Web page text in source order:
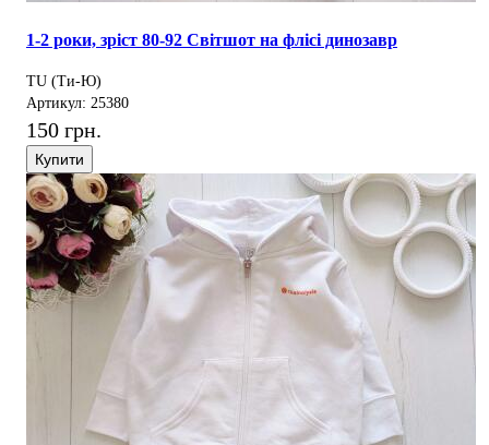
1-2 роки, зріст 80-92 Світшот на флісі динозавр
TU (Ти-Ю)
Артикул: 25380
150 грн.
Купити